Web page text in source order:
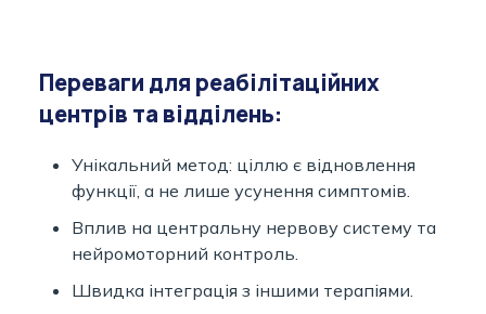
Переваги для реабілітаційних
центрів та відділень:
Унікальний метод: ціллю є відновлення
функції, а не лише усунення симптомів.
Вплив на центральну нервову систему та
нейромоторний контроль.
Швидка інтеграція з іншими терапіями.